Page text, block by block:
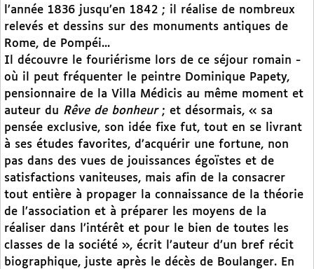
l’année 1836 jusqu’en 1842 ; il réalise de nombreux
relevés et dessins sur des monuments antiques de
Rome, de Pompéi...
Il découvre le fouriérisme lors de ce séjour romain -
où il peut fréquenter le peintre Dominique Papety,
pensionnaire de la Villa Médicis au même moment et
auteur du Rêve de bonheur; et désormais, « sa
pensée exclusive, son idée fixe fut, tout en se livrant
à ses études favorites, d’acquérir une fortune, non
pas dans des vues de jouissances égoïstes et de
satisfactions vaniteuses, mais afin de la consacrer
tout entière à propager la connaissance de la théorie
de l’association et à préparer les moyens de la
réaliser dans l’intérêt et pour le bien de toutes les
classes de la société », écrit l’auteur d’un bref récit
biographique, juste après le décès de Boulanger. En